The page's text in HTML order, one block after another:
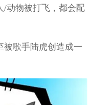
/动物被打飞，都会配
被歌手陆虎创造成一